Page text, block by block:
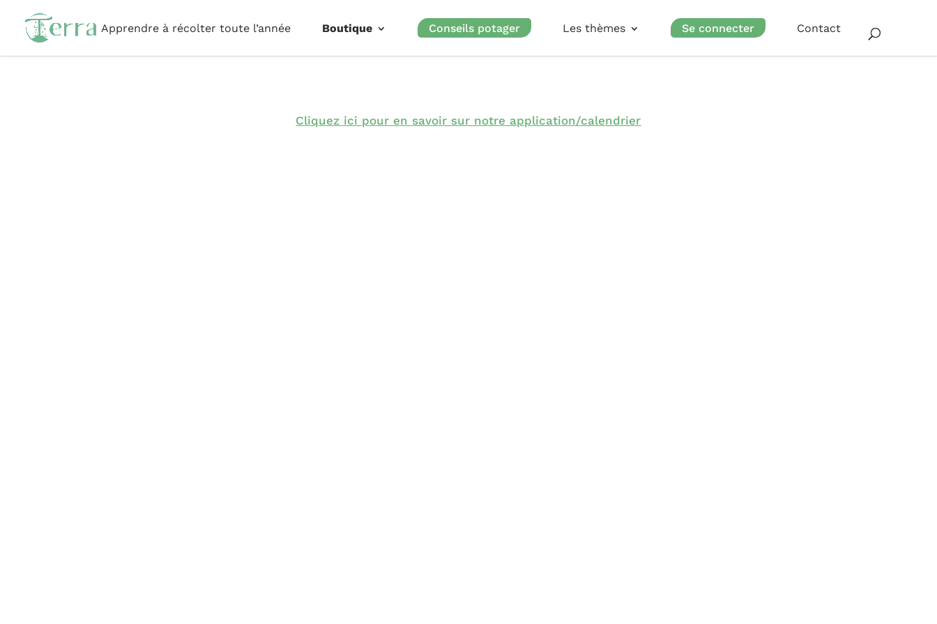
Apprendre à récolter toute l’année Boutique Conseils potager Les thèmes Se connecter Contact
Cliquez ici pour en savoir sur notre application/calendrier